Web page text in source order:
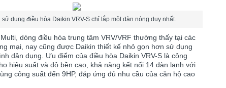
dụng điều hòa Daikin VRV-S chỉ lắp một dàn nóng duy nhất.
dòng điều hòa trung tâm VRV/VRF thường thấy tại các
mại, nay cũng được Daikinthiết kế nhỏ gọn hơn sử dụng
dân dụng
Ưu điểm của điều hòa Daikin VRV-S là công
hiệu suất và độ bền cao, khả năng kết nối 14 dàn lạnh với
công suất đến 9HP, đáp ứng đủ nhu cầu của căn hộ cao